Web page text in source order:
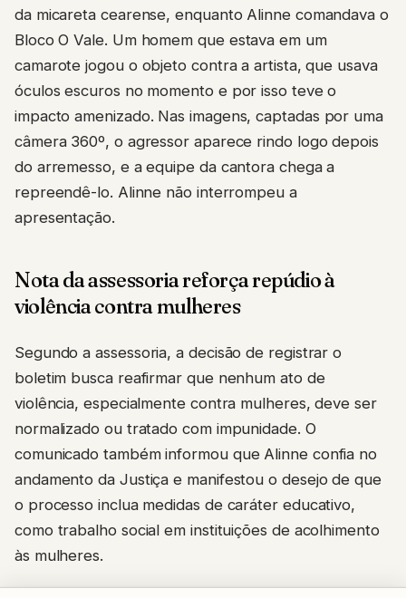
da micareta cearense, enquanto Alinne comandava o
Bloco O Vale. Um homem que estava em um
camarote jogou o objeto contra a artista, que usava
óculos escuros no momento e por isso teve o
impacto amenizado. Nas imagens, captadas por uma
câmera 360º, o agressor aparece rindo logo depois
do arremesso, e a equipe da cantora chega a
repreendê-lo. Alinne não interrompeu a
apresentação.
Nota da assessoria reforça repúdio à
violência contra mulheres
Segundo a assessoria, a decisão de registrar o
boletim busca reafirmar que nenhum ato de
violência, especialmente contra mulheres, deve ser
normalizado ou tratado com impunidade. O
comunicado também informou que Alinne confia no
andamento da Justiça e manifestou o desejo de que
o processo inclua medidas de caráter educativo,
como trabalho social em instituições de acolhimento
às mulheres.